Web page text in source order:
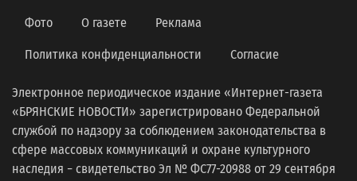
Фото О газете Реклама
Политика конфиденциальности Согласие
Электронное периодическое издание «Интернет-газета
«БРЯНСКИЕ НОВОСТИ» зарегистрировано Федеральной
службой по надзору за соблюдением законодательства в
сфере массовых коммуникаций и охране культурного
наследия − свидетельство Эл № ФС77-20988 от 29 сентября